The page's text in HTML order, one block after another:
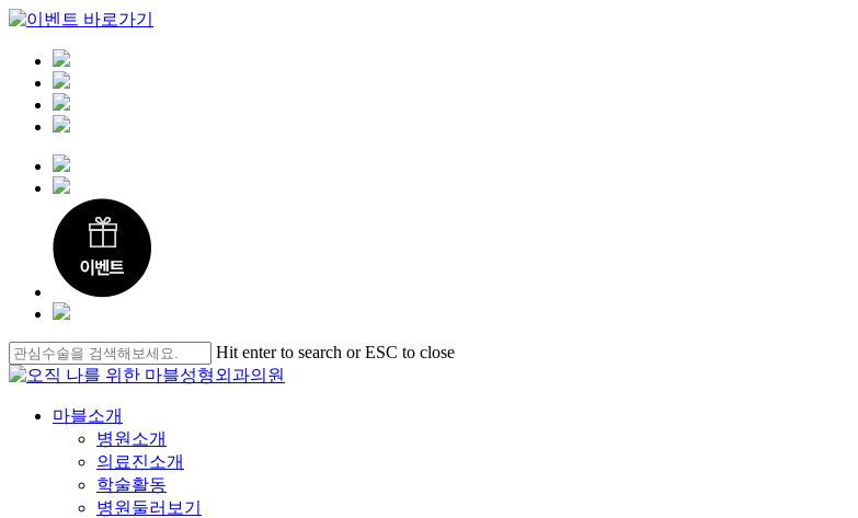
Skip
to
main
content
Hit enter to search or ESC to close
Close
Menu
마블소개
병원소개
의료진소개
학술활동
병원둘러보기